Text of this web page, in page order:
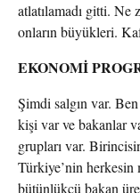
atlatılamadı gitti. Ne
onların büyükleri.
EKONOMİ
Şimdi salgın var.
kişi var ve bakanlar
grupları var.
Türkiye’nin herkesin
bütünlükçü bakan